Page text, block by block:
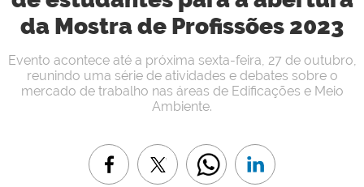
da Mostra de Profissões 2023
Evento acontece até a próxima sexta-feira, 27 de outubro,
reunindo uma série de atividades e debates sobre o
mercado de trabalho nas áreas de Edificações e Meio
Ambiente.